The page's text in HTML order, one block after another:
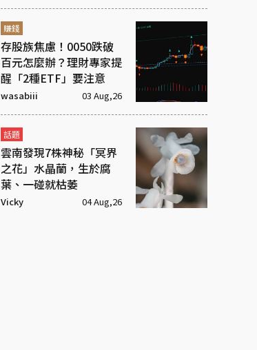
賺錢
存股族焦慮！0050跌破
百元怎麼辦？理財專家提
醒「2種ETF」要注意
wasabiii 03 Aug,26
話題
雲南發現7株神秘「冥界
之花」水晶蘭，生於腐
葉、一碰就枯萎
Vicky 04 Aug,26